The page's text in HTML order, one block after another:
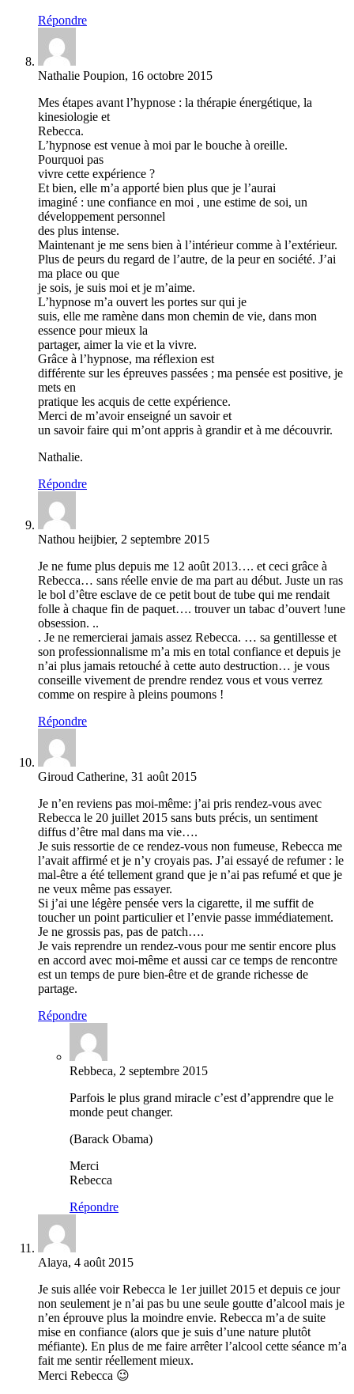
Répondre
Nathalie Poupion, 16 octobre 2015
Mes étapes avant l’hypnose : la thérapie énergétique, la
kinesiologie et
Rebecca.
L’hypnose est venue à moi par le bouche à oreille.
Pourquoi pas
vivre cette expérience ?
Et bien, elle m’a apporté bien plus que je l’aurai
imaginé : une confiance en moi , une estime de soi, un
développement personnel
des plus intense.
Maintenant je me sens bien à l’intérieur comme à l’extérieur.
Plus de peurs du regard de l’autre, de la peur en société. J’ai
ma place ou que
je sois, je suis moi et je m’aime.
L’hypnose m’a ouvert les portes sur qui je
suis, elle me ramène dans mon chemin de vie, dans mon
essence pour mieux la
partager, aimer la vie et la vivre.
Grâce à l’hypnose, ma réflexion est
différente sur les épreuves passées ; ma pensée est positive, je
mets en
pratique les acquis de cette expérience.
Merci de m’avoir enseigné un savoir et
un savoir faire qui m’ont appris à grandir et à me découvrir.
Nathalie.
Répondre
Nathou heijbier, 2 septembre 2015
Je ne fume plus depuis me 12 août 2013…. et ceci grâce à
Rebecca… sans réelle envie de ma part au début. Juste un ras
le bol d’être esclave de ce petit bout de tube qui me rendait
folle à chaque fin de paquet…. trouver un tabac d’ouvert !une
obsession. ..
. Je ne remercierai jamais assez Rebecca. … sa gentillesse et
son professionnalisme m’a mis en total confiance et depuis je
n’ai plus jamais retouché à cette auto destruction… je vous
conseille vivement de prendre rendez vous et vous verrez
comme on respire à pleins poumons !
Répondre
Giroud Catherine, 31 août 2015
Je n’en reviens pas moi-même: j’ai pris rendez-vous avec
Rebecca le 20 juillet 2015 sans buts précis, un sentiment
diffus d’être mal dans ma vie….
Je suis ressortie de ce rendez-vous non fumeuse, Rebecca me
l’avait affirmé et je n’y croyais pas. J’ai essayé de refumer : le
mal-être a été tellement grand que je n’ai pas refumé et que je
ne veux même pas essayer.
Si j’ai une légère pensée vers la cigarette, il me suffit de
toucher un point particulier et l’envie passe immédiatement.
Je ne grossis pas, pas de patch….
Je vais reprendre un rendez-vous pour me sentir encore plus
en accord avec moi-même et aussi car ce temps de rencontre
est un temps de pure bien-être et de grande richesse de
partage.
Répondre
Rebbeca, 2 septembre 2015
Parfois le plus grand miracle c’est d’apprendre que le
monde peut changer.
(Barack Obama)
Merci
Rebecca
Répondre
Alaya, 4 août 2015
Je suis allée voir Rebecca le 1er juillet 2015 et depuis ce jour
non seulement je n’ai pas bu une seule goutte d’alcool mais je
n’en éprouve plus la moindre envie. Rebecca m’a de suite
mise en confiance (alors que je suis d’une nature plutôt
méfiante). En plus de me faire arrêter l’alcool cette séance m’a
fait me sentir réellement mieux.
Merci Rebecca 😉